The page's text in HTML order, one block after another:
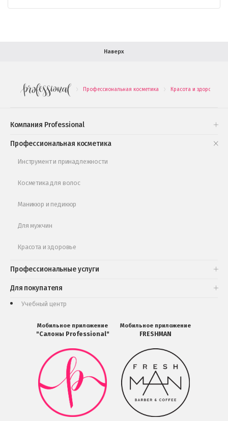
Наверх
. Профессиональная косметика . Красота и здоровье
Компания Professional
Профессиональная косметика
Инструмент и принадлежности
Косметика для волос
Маникюр и педикюр
Для мужчин
Красота и здоровье
Профессиональные услуги
Для покупателя
Подарочные наборы
Обучающее видео
Учебный центр
Мобильное приложение
"Салоны Professional"
Мобильное
приложение
Салоны
Professional
загрузить
в
Google
Мобильное приложение
FRESHMAN
Мобильное
приложение
FRESHMAN
в
Google
Play